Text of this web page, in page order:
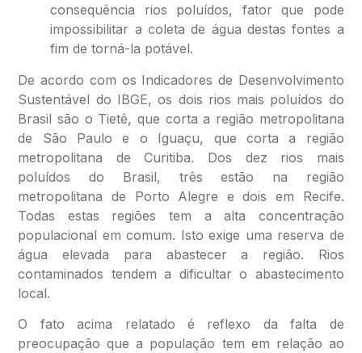
consequência rios poluídos, fator que pode
impossibilitar a coleta de água destas fontes a
fim de torná-la potável.
De acordo com os Indicadores de Desenvolvimento
Sustentável do IBGE, os dois rios mais poluídos do
Brasil são o Tietê, que corta a região metropolitana
de São Paulo e o Iguaçu, que corta a região
metropolitana de Curitiba. Dos dez rios mais
poluídos do Brasil, três estão na região
metropolitana de Porto Alegre e dois em Recife.
Todas estas regiões tem a alta concentração
populacional em comum. Isto exige uma reserva de
água elevada para abastecer a região. Rios
contaminados tendem a dificultar o abastecimento
local.
O fato acima relatado é reflexo da falta de
preocupação que a população tem em relação ao